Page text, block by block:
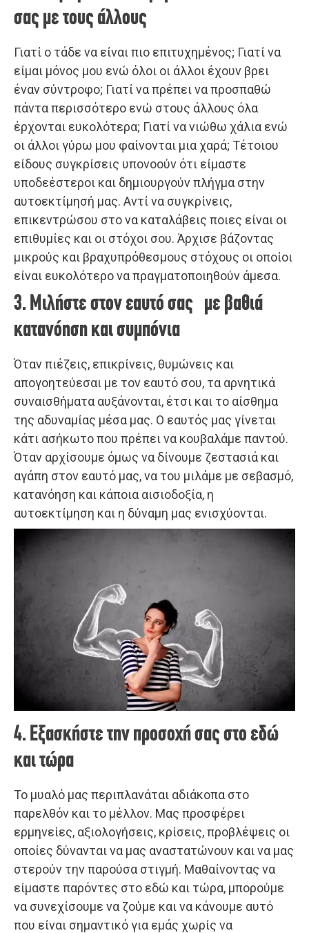
σας με τους άλλους
Γιατί ο τάδε να είναι πιο επιτυχημένος; Γιατί να
είμαι μόνος μου ενώ όλοι οι άλλοι έχουν βρει
έναν σύντροφο; Γιατί να πρέπει να προσπαθώ
πάντα περισσότερο ενώ στους άλλους όλα
έρχονται ευκολότερα; Γιατί να νιώθω χάλια ενώ
οι άλλοι γύρω μου φαίνονται μια χαρά; Τέτοιου
είδους συγκρίσεις υπονοούν ότι είμαστε
υποδεέστεροι και δημιουργούν πλήγμα στην
αυτοεκτίμησή μας. Αντί να συγκρίνεις,
επικεντρώσου στο να καταλάβεις ποιες είναι οι
επιθυμίες και οι στόχοι σου. Άρχισε βάζοντας
μικρούς και βραχυπρόθεσμους στόχους οι οποίοι
είναι ευκολότερο να πραγματοποιηθούν άμεσα.
3. Μιλήστε στον εαυτό σας με βαθιά
κατανόηση και συμπόνια
Όταν πιέζεις, επικρίνεις, θυμώνεις και
απογοητεύεσαι με τον εαυτό σου, τα αρνητικά
συναισθήματα αυξάνονται, έτσι και το αίσθημα
της αδυναμίας μέσα μας. Ο εαυτός μας γίνεται
κάτι ασήκωτο που πρέπει να κουβαλάμε παντού.
Όταν αρχίσουμε όμως να δίνουμε ζεστασιά και
αγάπη στον εαυτό μας, να του μιλάμε με σεβασμό,
κατανόηση και κάποια αισιοδοξία, η
αυτοεκτίμηση και η δύναμη μας ενισχύονται.
4. Εξασκήστε την προσοχή σας στο εδώ
και τώρα
Το μυαλό μας περιπλανάται αδιάκοπα στο
παρελθόν και το μέλλον. Μας προσφέρει
ερμηνείες, αξιολογήσεις, κρίσεις, προβλέψεις οι
οποίες δύνανται να μας αναστατώνουν και να μας
στερούν την παρούσα στιγμή. Μαθαίνοντας να
είμαστε παρόντες στο εδώ και τώρα, μπορούμε
να συνεχίσουμε να ζούμε και να κάνουμε αυτό
που είναι σημαντικό για εμάς χωρίς να